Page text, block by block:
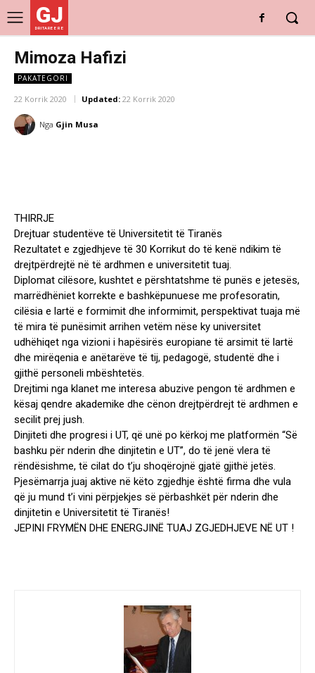
GJ
DRITARE E RE
Mimoza Hafizi
PAKATEGORI
22 Korrik 2020 Updated: 22 Korrik 2020
Nga Gjin Musa
THIRRJE
Drejtuar studentëve të Universitetit të Tiranës
Rezultatet e zgjedhjeve të 30 Korrikut do të kenë ndikim të
drejtpërdrejtë në të ardhmen e universitetit tuaj.
Diplomat cilësore, kushtet e përshtatshme të punës e jetesës,
marrëdhëniet korrekte e bashkëpunuese me profesoratin,
cilësia e lartë e formimit dhe informimit, perspektivat tuaja më
të mira të punësimit arrihen vetëm nëse ky universitet
udhëhiqet nga vizioni i hapësirës europiane të arsimit të lartë
dhe mirëqenia e anëtarëve të tij, pedagogë, studentë dhe i
gjithë personeli mbështetës.
Drejtimi nga klanet me interesa abuzive pengon të ardhmen e
kësaj qendre akademike dhe cënon drejtpërdrejt të ardhmen e
secilit prej jush.
Dinjiteti dhe progresi i UT, që unë po kërkoj me platformën “Së
bashku për nderin dhe dinjitetin e UT”, do të jenë vlera të
rëndësishme, të cilat do t’ju shoqërojnë gjatë gjithë jetës.
Pjesëmarrja juaj aktive në këto zgjedhje është firma dhe vula
që ju mund t’i vini përpjekjes së përbashkët për nderin dhe
dinjitetin e Universitetit të Tiranës!
JEPINI FRYMËN DHE ENERGJINË TUAJ ZGJEDHJEVE NË UT !